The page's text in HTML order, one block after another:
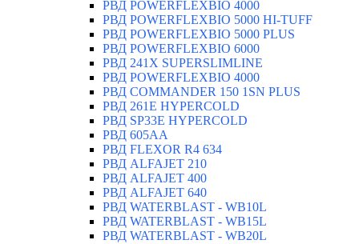
РВД POWERFLEXBIO 4000
РВД POWERFLEXBIO 5000 HI-TUFF
РВД POWERFLEXBIO 5000 PLUS
РВД POWERFLEXBIO 6000
РВД 241X SUPERSLIMLINE
РВД POWERFLEXBIO 4000
РВД СOMMANDER 150 1SN PLUS
РВД 261E HYPERCOLD
РВД SP33E HYPERCOLD
РВД 605AA
РВД FLEXOR R4 634
РВД ALFAJET 210
РВД ALFAJET 400
РВД ALFAJET 640
РВД WATERBLAST - WB10L
РВД WATERBLAST - WB15L
РВД WATERBLAST - WB20L